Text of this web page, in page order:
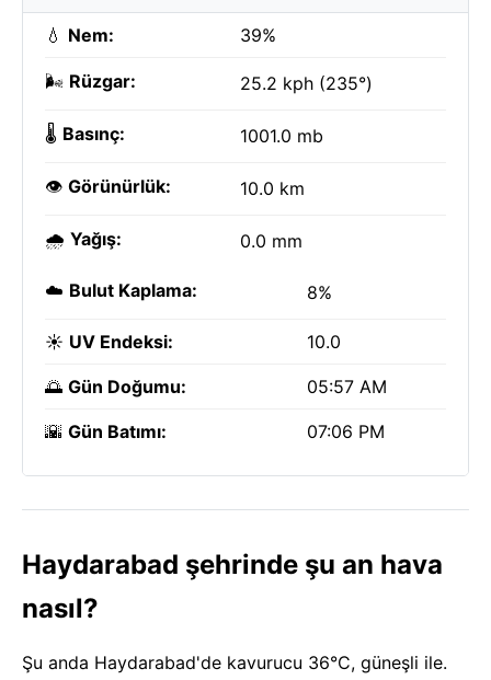
💧 Nem: 39%
🌬️ Rüzgar: 25.2 kph (235°)
🌡️ Basınç: 1001.0 mb
👁️ Görünürlük: 10.0 km
🌧️ Yağış: 0.0 mm
☁️ Bulut Kaplama: 8%
☀️ UV Endeksi: 10.0
🌅 Gün Doğumu: 05:57 AM
🌇 Gün Batımı: 07:06 PM
Haydarabad şehrinde şu an hava
nasıl?
Şu anda Haydarabad'de kavurucu 36°C, güneşli ile.